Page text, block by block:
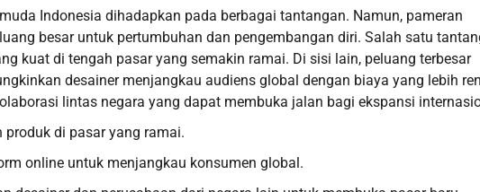
Indonesia dihadapkan pada berbagai tantangan. Namun, pameran
besar untuk pertumbuhan dan pengembangan diri. Salah satu
kuat di tengah pasar yang semakin ramai. Di sisi lain, peluang terbesar
desainer menjangkau audiens global dengan biaya yang lebih
lintas negara yang dapat membuka jalan bagi ekspansi
di pasar yang ramai.
online untuk menjangkau konsumen global.